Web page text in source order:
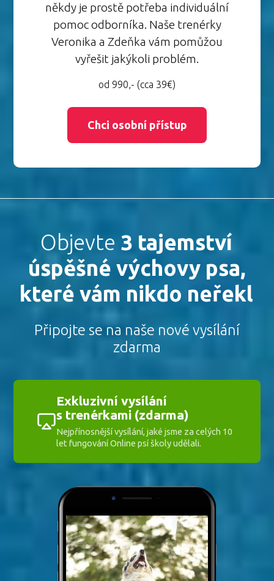
někdy je prostě potřeba individuální
pomoc odborníka. Naše trenérky
Veronika a Zdeňka vám pomůžou
vyřešit jakýkoli problém.
od 990,- (cca 39€)
Chci osobní přístup
Objevte 3 tajemství
úspěšné výchovy psa,
které vám nikdo neřekl
Připojte se na naše nové vysílání
zdarma
Exkluzivní vysílání
s trenérkami (zdarma)
Nejpřínosnější vysílání, jaké jsme za celých 10
let fungování Online psí školy udělali.